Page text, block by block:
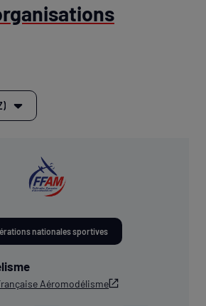
Aéromodélisme
nationales sportives